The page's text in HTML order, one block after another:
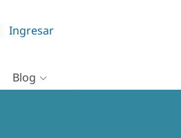
Ingresar
Blog